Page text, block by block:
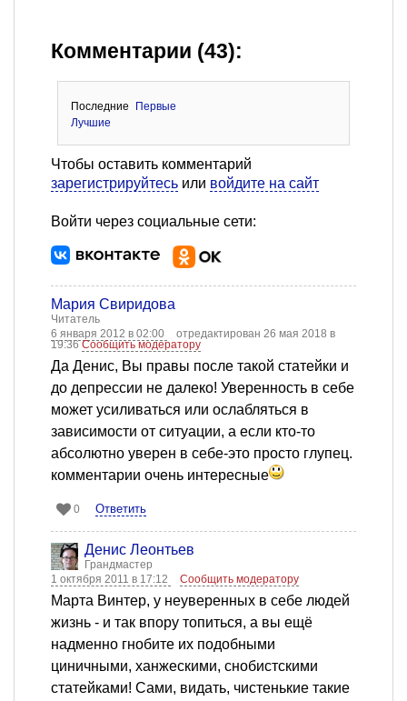
Комментарии (43):
Последние
Первые
Лучшие
Чтобы оставить комментарий
зарегистрируйтесь или войдите на сайт
Войти через социальные сети:
Мария Свиридова
Читатель
6 января 2012 в 02:00
отредактирован 26 мая 2018 в
19:36Сообщить модератору
Да Денис, Вы правы после такой статейки и
до депрессии не далеко! Уверенность в себе
может усиливаться или ослабляться в
зависимости от ситуации, а если кто-то
абсолютно уверен в себе-это просто глупец.
комментарии очень интересные
0 Ответить
Денис Леонтьев
Грандмастер
1 октября 2011 в 17:12
Сообщить модератору
Марта Винтер, у неуверенных в себе людей
жизнь - и так впору топиться, а вы ещё
надменно гнобите их подобными
циничными, ханжескими, снобистскими
статейками! Сами, видать, чистенькие такие